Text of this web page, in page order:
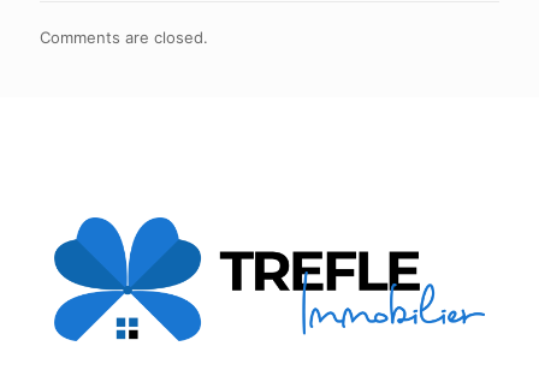
Comments are closed.